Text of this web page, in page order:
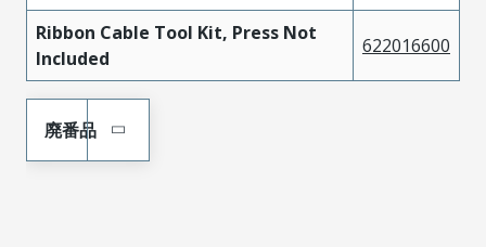
Ribbon Cable Tool Kit, Press Not
Included
622016600
廃番品